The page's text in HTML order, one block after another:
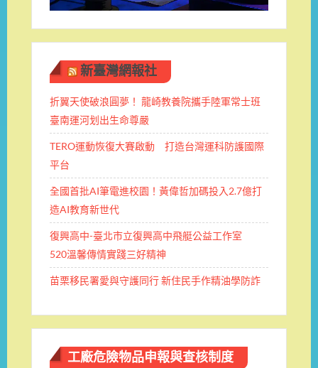
新臺灣網報社
折翼天使破浪圓夢！ 龍崎教養院攜手陸軍常士班 ​
臺南運河划出生命尊嚴
TERO運動恢復大賽啟動 打造台灣運科防護國際
平台
全國首批AI筆電進校園！黃偉哲加碼投入2.7億打
造AI教育新世代
復興高中-臺北市立復興高中飛艇公益工作室
520溫馨傳情實踐三好精神
苗栗移民署愛與守護同行 新住民手作精油學防詐
工廠危險物品申報與查核制度